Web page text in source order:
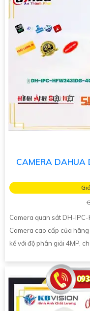
CAMERA DAHUA
Camera quan sát DH-
Camera cao cấp của
kế với độ phân giải 4MP,